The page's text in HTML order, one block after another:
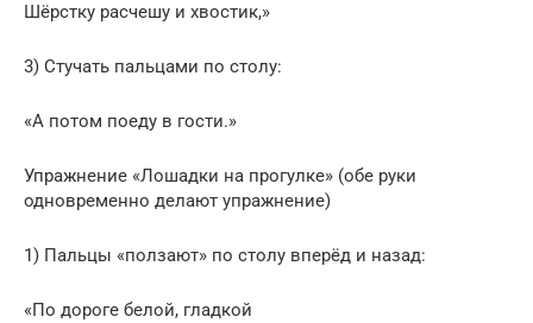
Шёрстку расчешу и хвостик,»
3) Стучать пальцами по столу:
«А потом поеду в гости.»
Упражнение «Лошадки на прогулке» (обе руки
одновременно делают упражнение)
1) Пальцы «ползают» по столу вперёд и назад:
«По дороге белой, гладкой